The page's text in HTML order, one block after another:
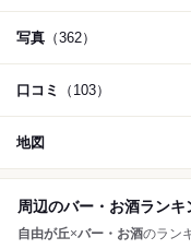
写真 （362）
口コミ （103）
地図
周辺のバー・お酒ランキ
自由が丘×バー・お酒のラン